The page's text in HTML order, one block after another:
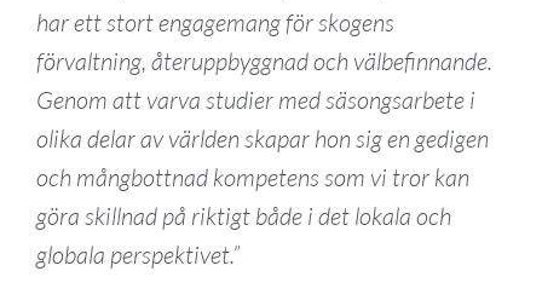
har ett stort engagemang för skogens
förvaltning, återuppbyggnad och välbefinnande.
Genom att varva studier med säsongsarbete i
olika delar av världen skapar hon sig en gedigen
och mångbottnad kompetens som vi tror kan
göra skillnad på riktigt både i det lokala och
globala perspektivet.”